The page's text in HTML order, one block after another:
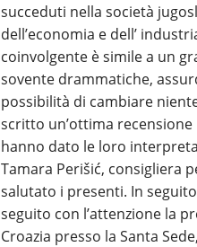
succeduti nella società
dell’economia e dell’
coinvolgente è simile a un
sovente drammatiche,
possibilità di cambiare
scritto un’ottima recensione
hanno dato le loro
Tamara Perišić, consigliera
salutato i presenti. In
seguito con l’attenzione la
Croazia presso la Santa